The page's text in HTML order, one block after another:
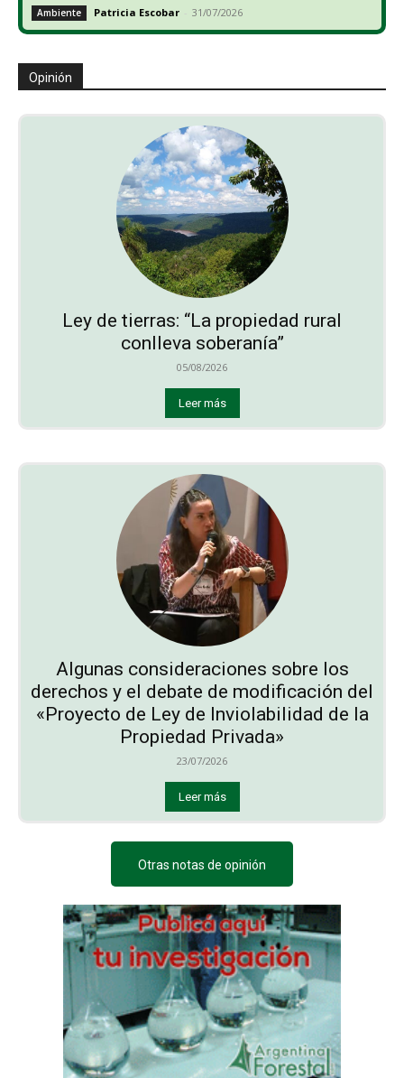
Ambiente Patricia Escobar - 31/07/2026
Opinión
Ley de tierras: “La propiedad rural
conlleva soberanía”
05/08/2026
Leer más
Algunas consideraciones sobre los
derechos y el debate de modificación del
«Proyecto de Ley de Inviolabilidad de la
Propiedad Privada»
23/07/2026
Leer más
Otras notas de opinión